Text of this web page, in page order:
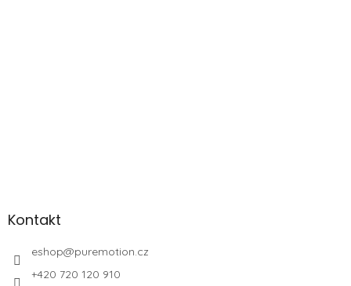
Kontakt
eshop@puremotion.cz
+420 720 120 910